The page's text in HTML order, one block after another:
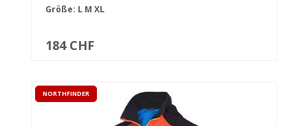
Größe: L M XL
184 CHF
NORTHFINDER